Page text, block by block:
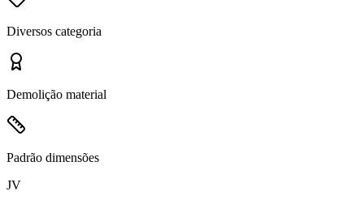
Diversos categoria
Demolição material
Padrão dimensões
JV